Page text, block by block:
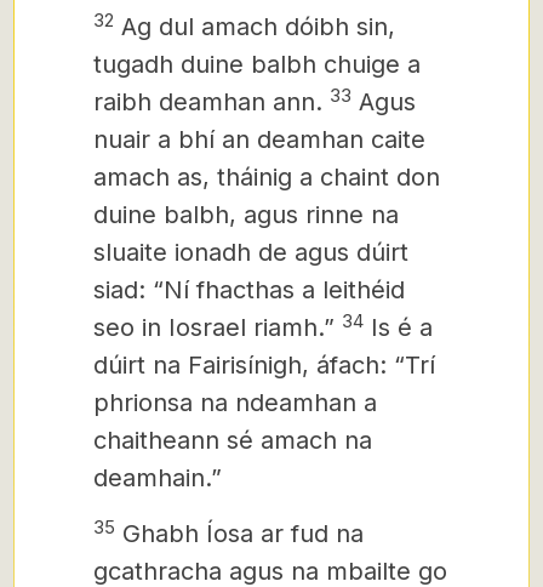
32 Ag dul amach dóibh sin,
tugadh duine balbh chuige a
raibh deamhan ann. 33 Agus
nuair a bhí an deamhan caite
amach as, tháinig a chaint don
duine balbh, agus rinne na
sluaite ionadh de agus dúirt
siad: “Ní fhacthas a leithéid
seo in Iosrael riamh.” 34 Is é a
dúirt na Fairisínigh, áfach: “Trí
phrionsa na ndeamhan a
chaitheann sé amach na
deamhain.”
35 Ghabh Íosa ar fud na
gcathracha agus na mbailte go